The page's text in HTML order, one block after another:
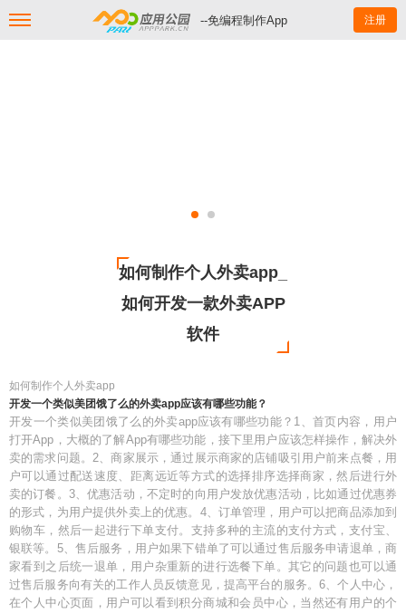
--免编程制作App 注册
如何制作个人外卖app_
如何开发一款外卖APP
软件
如何制作个人外卖app
开发一个类似美团饿了么的外卖app应该有哪些功能？
开发一个类似美团饿了么的外卖app应该有哪些功能？1、首页内容，用户
打开App，大概的了解App有哪些功能，接下里用户应该怎样操作，解决外
卖的需求问题。2、商家展示，通过展示商家的店铺吸引用户前来点餐，用
户可以通过配送速度、距离远近等方式的选择排序选择商家，然后进行外
卖的订餐。3、优惠活动，不定时的向用户发放优惠活动，比如通过优惠券
的形式，为用户提供外卖上的优惠。4、订单管理，用户可以把商品添加到
购物车，然后一起进行下单支付。支持多种的主流的支付方式，支付宝、
银联等。5、售后服务，用户如果下错单了可以通过售后服务申请退单，商
家看到之后统一退单，用户杂重新的进行选餐下单。其它的问题也可以通
过售后服务向有关的工作人员反馈意见，提高平台的服务。6、个人中心，
在个人中心页面，用户可以看到积分商城和会员中心，当然还有用户的个